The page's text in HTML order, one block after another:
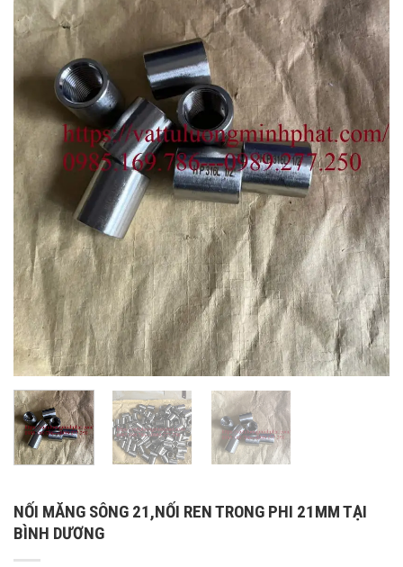
NỐI MĂNG SÔNG 21,NỐI REN TRONG PHI 21MM TẠI
BÌNH DƯƠNG